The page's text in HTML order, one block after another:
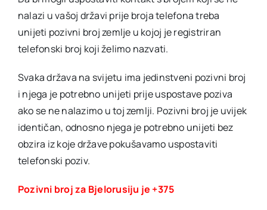
nalazi u vašoj državi prije broja telefona treba
unijeti pozivni broj zemlje u kojoj je registriran
telefonski broj koji želimo nazvati.
Svaka država na svijetu ima jedinstveni pozivni broj
i njega je potrebno unijeti prije uspostave poziva
ako se ne nalazimo u toj zemlji. Pozivni broj je uvijek
identičan, odnosno njega je potrebno unijeti bez
obzira iz koje države pokušavamo uspostaviti
telefonski poziv.
Pozivni broj za Bjelorusiju je +375